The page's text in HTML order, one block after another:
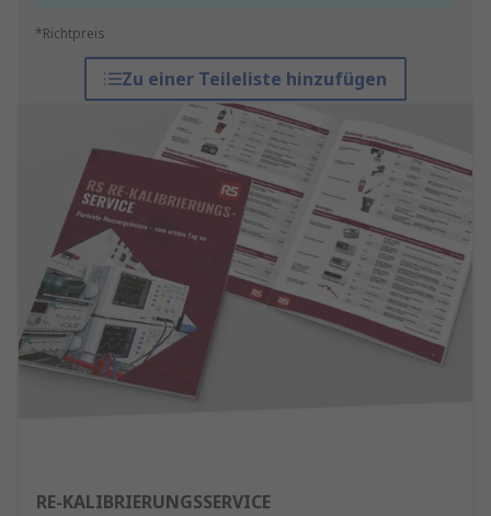
*Richtpreis
Zu einer Teileliste hinzufügen
RE-KALIBRIERUNGSSERVICE